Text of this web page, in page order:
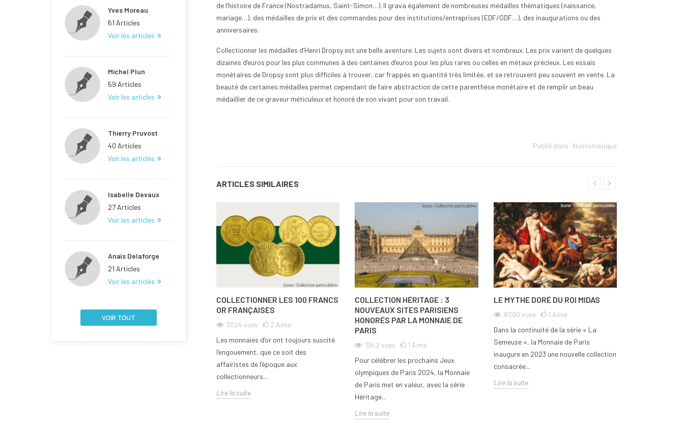
Yves Moreau
61 Articles
Voir les articles
Michel Plun
59 Articles
Voir les articles
Thierry Pruvost
40 Articles
Voir les articles
Isabelle Devaux
27 Articles
Voir les articles
Anaïs Delaforge
21 Articles
Voir les articles
VOIR TOUT
de l’histoire de France (Nostradamus, Saint-Simon…). Il grava également de nombreuses médailles thématiques (naissance,
mariage…), des médailles de prix et des commandes pour des institutions/entreprises (EDF/GDF…), des inaugurations ou des
anniversaires.
Collectionner les médailles d’Henri Dropsy est une belle aventure. Les sujets sont divers et nombreux. Les prix varient de quelques
dizaines d’euros pour les plus communes à des centaines d’euros pour les plus rares ou celles en métaux précieux. Les essais
monétaires de Dropsy sont plus difficiles à trouver, car frappés en quantité très limitée, et se retrouvent peu souvent en vente. La
beauté de certaines médailles permet cependant de faire abstraction de cette parenthèse monétaire et de remplir un beau
médaillier de ce graveur méticuleux et honoré de son vivant pour son travail.
Publié dans: Numismatique
ARTICLES SIMILAIRES
COLLECTIONNER LES 100 FRANCS
OR FRANÇAISES
3024 vues 2 Aimé
Les monnaies d’or ont toujours suscité
l’engouement, que ce soit des
affairistes de l’époque aux
collectionneurs...
Lire la suite
COLLECTION HÉRITAGE : 3
NOUVEAUX SITES PARISIENS
HONORÉS PAR LA MONNAIE DE
PARIS
1952 vues 1 Aimé
Pour célébrer les prochains Jeux
olympiques de Paris 2024, la Monnaie
de Paris met en valeur, avec la série
Héritage...
Lire la suite
LE MYTHE DORÉ DU ROI MIDAS
8280 vues 1 Aimé
Dans la continuité de la série « La
Semeuse », la Monnaie de Paris
inaugure en 2023 une nouvelle collection
consacrée...
Lire la suite